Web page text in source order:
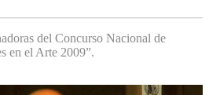
del Concurso Nacional de
en el Arte 2009”.